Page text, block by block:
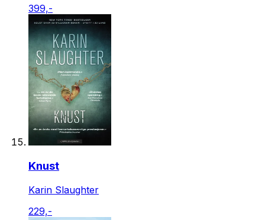
399,-
Knust
Karin Slaughter
229,-